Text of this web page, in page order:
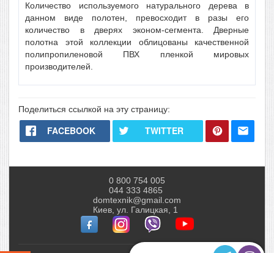
Количество используемого натурального дерева в
данном виде полотен, превосходит в разы его
количество в дверях эконом-сегмента. Дверные
полотна этой коллекции облицованы качественной
полипропиленовой ПВХ пленкой мировых
производителей.
Поделиться ссылкой на эту страницу:
FACEBOOK TWITTER
0 800 754 005
044 333 4865
domtexnik@gmail.com
Киев, ул. Галицкая, 1